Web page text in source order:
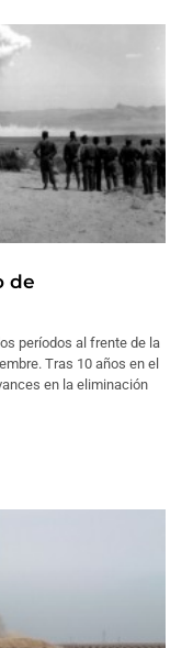
de
períodos al frente de la
Tras 10 años en el
en la eliminación